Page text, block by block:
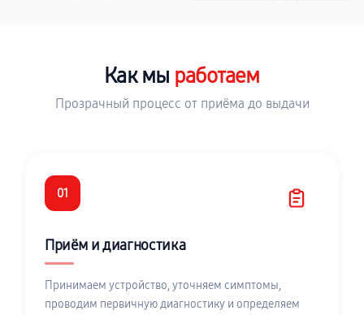
Как мы работаем
Прозрачный процесс от приёма до выдачи
01
Приём и диагностика
Принимаем устройство, уточняем симптомы,
проводим первичную диагностику и определяем